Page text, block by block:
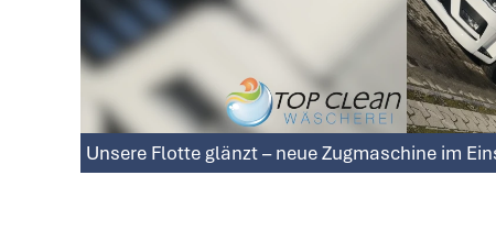
Unsere Flotte glänzt – neue Zugmaschine im